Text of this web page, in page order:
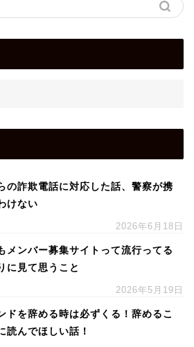
の詐欺電話に対応した話、警察が携
けない
2026年6月18日
メンバー募集サイトって流行ってる
に見て思うこと
2026年5月19日
ドを辞める時は必ずくる！辞めるこ
読んでほしい話！